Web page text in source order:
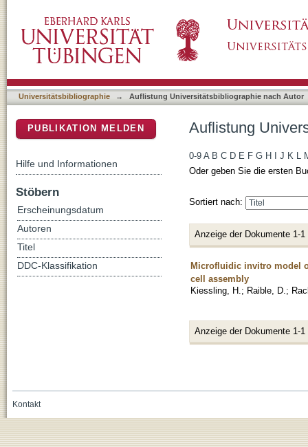
Universitätsbibliographie → Auflistung Universitätsbibliographie nach Autor
Auflistung
0-9 A B C D E F G H J K L
Oder geben Sie die ersten
Sortiert nach:
Anzeige der Dokumente 1-1
Microfluidic invitro model
cell assembly
Kiessling, H. ; Raible, D. ;
Anzeige der Dokumente 1-1
PUBLIKATION MELDEN
Hilfe und Informationen
Stöbern
Erscheinungsdatum
Autoren
Titel
DDC-Klassifikation
Kontakt